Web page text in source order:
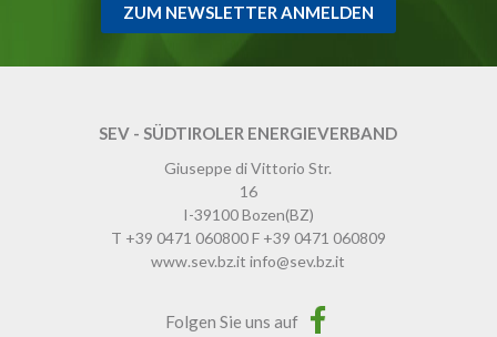
ZUM NEWSLETTER ANMELDEN
SEV - SÜDTIROLER ENERGIEVERBAND
Giuseppe di Vittorio Str.
16
I-39100Bozen(BZ)
T +39 0471 060800F +39 0471 060809
www.sev.bz.it info@sev.bz.it
Folgen Sie uns auf